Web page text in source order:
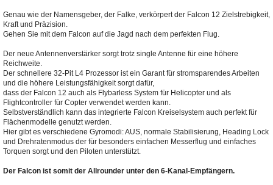
Genau wie der Namensgeber, der Falke, verkörpert der Falcon 12 Zielstrebigkeit,
Kraft und Präzision.
Gehen Sie mit dem Falcon auf die Jagd nach dem perfekten Flug.
Der neue Antennenverstärker sorgt trotz single Antenne für eine höhere
Reichweite.
Der schnellere 32-Pit L4 Prozessor ist ein Garant für stromsparendes Arbeiten
und die höhere Leistungsfähigkeit sorgt dafür,
dass der Falcon 12 auch als Flybarless System für Helicopter und als
Flightcontroller für Copter verwendet werden kann.
Selbstverständlich kann das integrierte Falcon Kreiselsystem auch perfekt für
Flächenmodelle genutzt werden.
Hier gibt es verschiedene Gyromodi: AUS, normale Stabilisierung, Heading Lock
und Drehratenmodus der für besonders einfachen Messerflug und einfaches
Torquen sorgt und den Piloten unterstützt.
Der Falcon ist somit der Allrounder unter den 6-Kanal-Empfängern.